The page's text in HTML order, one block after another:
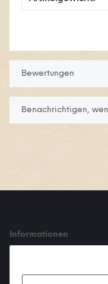
Bewertungen
Benachrichtigen,
Informationen